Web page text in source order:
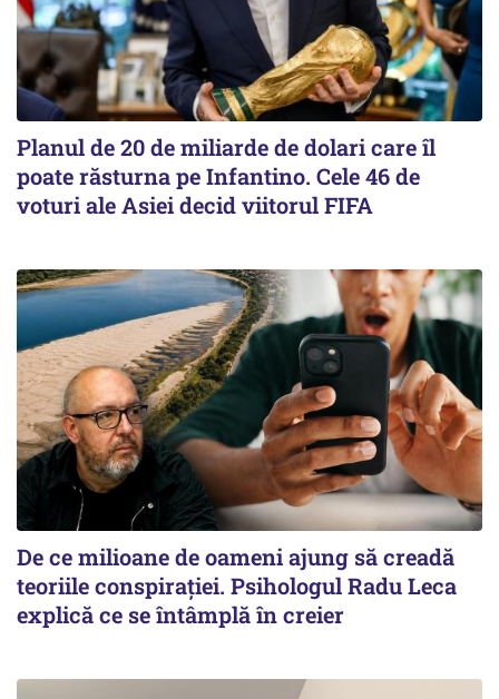
Planul de 20 de miliarde de dolari care îl
poate răsturna pe Infantino. Cele 46 de
voturi ale Asiei decid viitorul FIFA
De ce milioane de oameni ajung să creadă
teoriile conspirației. Psihologul Radu Leca
explică ce se întâmplă în creier